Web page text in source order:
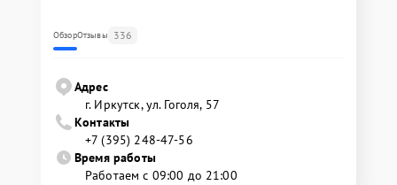
ОбзорОтзывы 336
Адрес
г. Иркутск, ул. ​Гоголя, 57
Контакты
+7 (395) 248-47-56
Время работы
Работаем с 09:00 до 21:00